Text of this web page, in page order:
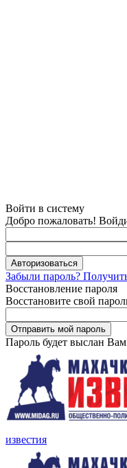
Войти в систему
Добро пожаловать!
Забыли пароль?
Восстановление пароля
Восстановите свой
Пароль будет выслан
известия